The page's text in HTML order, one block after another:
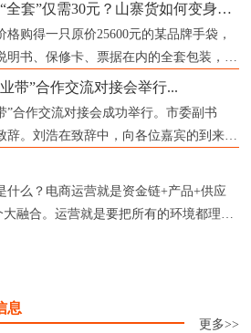
冲上热搜！名牌包买齐“全套”仅需30元？山寨货如何变身成“正品”？记者揭秘...
购得一只原价25600元的某品牌手袋，
明书、保修卡、票据在内的全套包装，票
带”合作交流对接会举行...
”合作交流对接会成功举行。市委副书
辞。刘浩在致辞中，向各位嘉宾的到来表
什么？电商运营就是资金链+产品+供应
融合。运营就是要把所有的环境都理
息
更多>>